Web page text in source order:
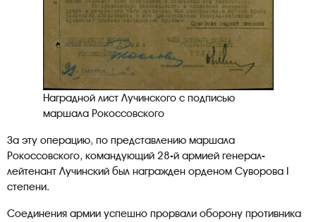
Наградной лист Лучинского с подписью
маршала Рокоссовского
За эту операцию, по представлению маршала
Рокоссовского, командующий 28-й армией генерал-
лейтенант Лучинский был награжден орденом Суворова I
степени.
Соединения армии успешно прорвали оборону противника